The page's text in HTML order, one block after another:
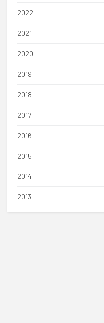
2022
2021
2020
2019
2018
2017
2016
2015
2014
2013